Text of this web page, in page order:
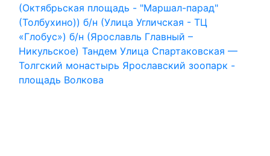
(Октябрьская площадь - "Маршал-парад"
(Толбухино)) б/н (Улица Угличская - ТЦ
«Глобус») б/н (Ярославль Главный –
Никульское) Тандем Улица Спартаковская —
Толгский монастырь Ярославский зоопарк -
площадь Волкова